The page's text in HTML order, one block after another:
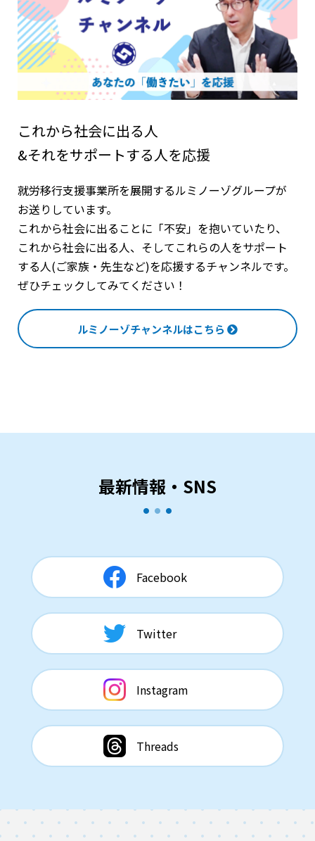
これから社会に出る人
&それをサポートする人を応援
就労移行支援事業所を展開するルミノーゾグループが
お送りしています。
これから社会に出ることに「不安」を抱いていたり、
これから社会に出る人、そしてこれらの人をサポート
する人(ご家族・先生など)を応援するチャンネルです。
ぜひチェックしてみてください！
ルミノーゾチャンネルはこちら
最新情報・SNS
Facebook
Twitter
Instagram
Threads